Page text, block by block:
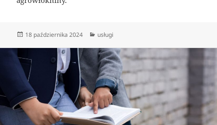
Data
18 października 2024 Kategorie
usługi